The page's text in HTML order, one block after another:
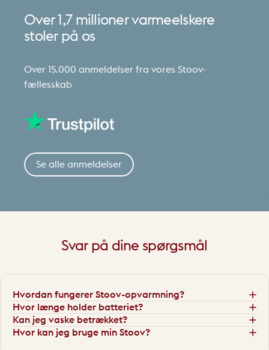
Over 1,7 millioner varmeelskere
stoler på os
Over 15.000 anmeldelser fra vores Stoov-
fællesskab
Se alle anmeldelser
Svar på dine spørgsmål
Hvordan fungerer Stoov-opvarmning?
Hvor længe holder batteriet?
Kan jeg vaske betrækket?
Hvor kan jeg bruge min Stoov?